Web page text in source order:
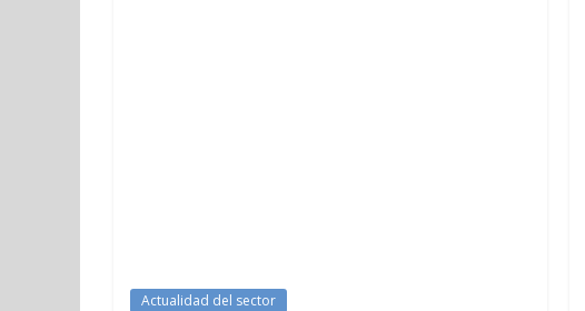
Actualidad del sector